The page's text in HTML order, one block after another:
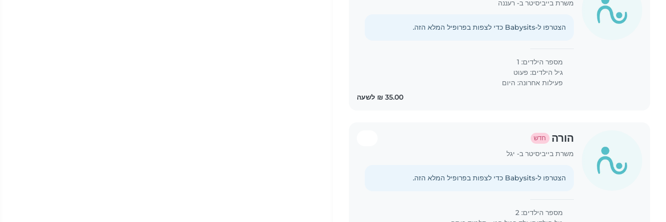
משרת בייביסיטר ב- רעננה
הצטרפו ל-Babysits כדי לצפות בפרופיל המלא הזה.
מספר הילדים: 1
גיל הילדים: פעוט
פעילות אחרונה: היום
הורה חדש
משרת בייביסיטר ב- יגל
הצטרפו ל-Babysits כדי לצפות בפרופיל המלא הזה.
מספר הילדים: 2